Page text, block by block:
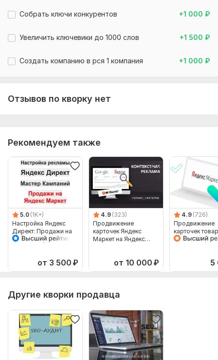
Собрать ключи конкурентов +1 000 ₽
Увеличить ключевики до 1000 слов +1 500 ₽
Создать компанию в рся 1 компания +1 000 ₽
Отзывов по кворку нет
Рекомендуем также
5.0 (1K+)
Настройка Яндекс
Директ: Продажи на
Яндекс Маркет
от 3 500 ₽
4.9 (323)
Продвижение
карточек Яндекс
Маркет на Яндекс
от 10 000 ₽
4.9 (726)
Продвижение
карточек
Яндекс
5
Другие кворки продавца